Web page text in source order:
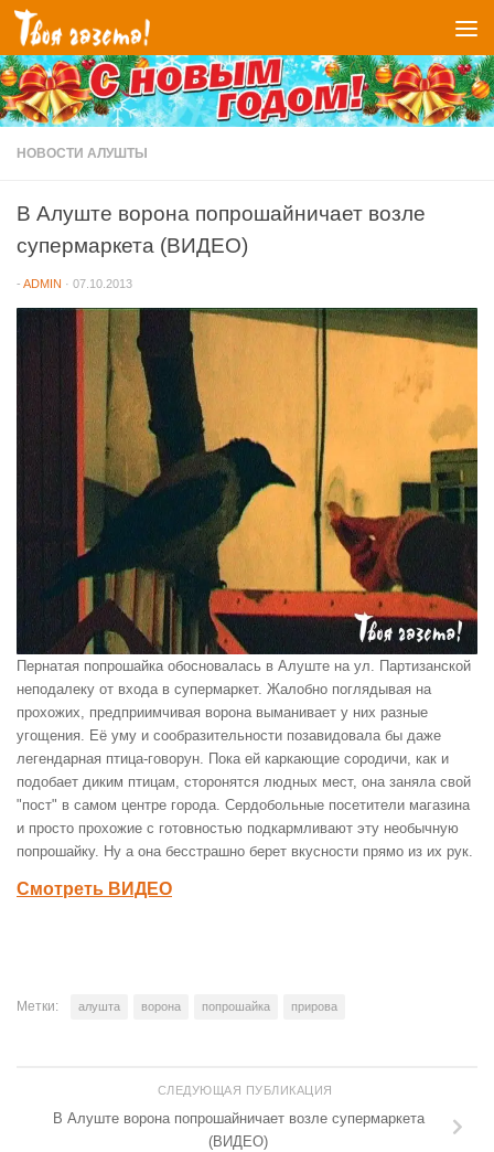
Перейти к содержимому
НОВОСТИ АЛУШТЫ
В Алуште ворона попрошайничает возле
супермаркета (ВИДЕО)
- ADMIN · 07.10.2013
Пернатая попрошайка обосновалась в Алуште на ул. Партизанской
неподалеку от входа в супермаркет. Жалобно поглядывая на
прохожих, предприимчивая ворона выманивает у них разные
угощения. Её уму и сообразительности позавидовала бы даже
легендарная птица-говорун. Пока ей каркающие сородичи, как и
подобает диким птицам, сторонятся людных мест, она заняла свой
"пост" в самом центре города. Сердобольные посетители магазина
и просто прохожие с готовностью подкармливают эту необычную
попрошайку. Ну а она бесстрашно берет вкусности прямо из их рук.
Смотреть ВИДЕО
Метки: алушта ворона попрошайка прирова
СЛЕДУЮЩАЯ ПУБЛИКАЦИЯ
В Алуште ворона попрошайничает возле супермаркета
(ВИДЕО)